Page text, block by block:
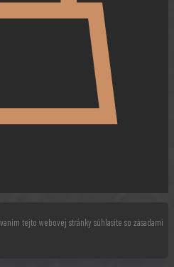
tejto webovej stránky súhlasíte so zásadami